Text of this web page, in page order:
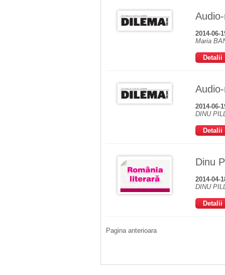
2014-06-
Maria
Detalii
2014-06-
DINU
Detalii
Dinu
2014-04-
DINU
Detalii
Pagina anterioara